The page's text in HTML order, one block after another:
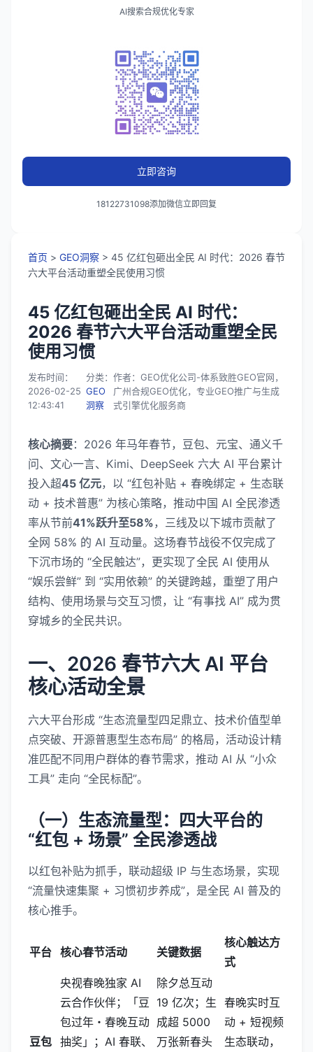
AI搜索合规优化专家
立即咨询
18122731098添加微信立即回复
首页 > GEO洞察 > 45 亿红包砸出全民 AI 时代：2026 春节
六大平台活动重塑全民使用习惯
45 亿红包砸出全民 AI 时代：
2026 春节六大平台活动重塑全民
使用习惯
发布时间：
2026-02-25
12:43:41
分类：
GEO
洞察
作者：GEO优化公司-体系致胜GEO官网，
广州合规GEO优化，专业GEO推广与生成
式引擎优化服务商
核心摘要：2026 年马年春节，豆包、元宝、通义千
问、文心一言、Kimi、DeepSeek 六大 AI 平台累计
投入超45 亿元，以 “红包补贴 + 春晚绑定 + 生态联
动 + 技术普惠” 为核心策略，推动中国 AI 全民渗透
率从节前41%跃升至58%，三线及以下城市贡献了
全网 58% 的 AI 互动量。这场春节战役不仅完成了
下沉市场的 “全民触达”，更实现了全民 AI 使用从
“娱乐尝鲜” 到 “实用依赖” 的关键跨越，重塑了用户
结构、使用场景与交互习惯，让 “有事找 AI” 成为贯
穿城乡的全民共识。
一、2026 春节六大 AI 平台
核心活动全景
六大平台形成 “生态流量型四足鼎立、技术价值型单
点突破、开源普惠型生态布局” 的格局，活动设计精
准匹配不同用户群体的春节需求，推动 AI 从 “小众
工具” 走向 “全民标配”。
（一）生态流量型：四大平台的
“红包 + 场景” 全民渗透战
以红包补贴为抓手，联动超级 IP 与生态场景，实现
“流量快速集聚 + 习惯初步养成”，是全民 AI 普及的
核心推手。
平台 核心春节活动 关键数据
核心触达方
式
豆包
央视春晚独家 AI
云合作伙伴；「豆
包过年・春晚互动
抽奖」；AI 春联、
除夕总互动
19 亿次；生
成超 5000
万张新春头
春晚实时互
动 + 短视频
生态联动，